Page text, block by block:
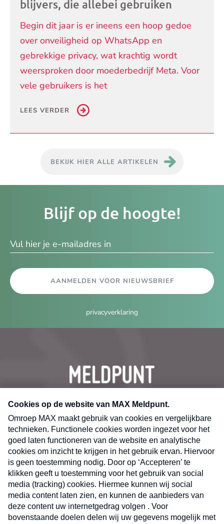
blijvers, die allebei gebruiken
Begin dit jaar is er ineens een hoop gedoe
over onveiligheid op WhatsApp en
gebrekkige privacy, wat krachtig wordt
weersproken door moederbedrijf Meta. Voor
vele gebruikers is het
LEES VERDER
BEKIJK HIER ALLE ARTIKELEN
Blijf op de hoogte!
AANMELDEN VOOR NIEUWSBRIEF
privacyverklaring
CONTACT
Volg ons op